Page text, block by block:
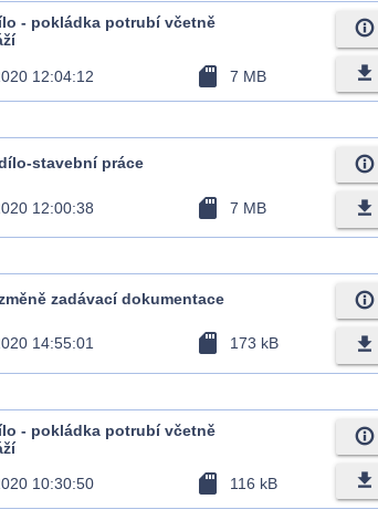
- pokládka potrubí včetně
12:04:12 sd_card 7 MB
info_outline
file_download
stavební práce
12:00:38 sd_card 7 MB
info_outline
file_download
zadávací dokumentace
14:55:01 sd_card 173 kB
info_outline
file_download
- pokládka potrubí včetně
10:30:50 sd_card 116 kB
info_outline
file_download